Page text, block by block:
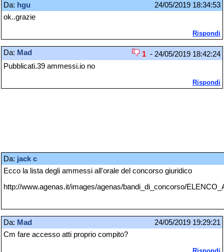
Da: hgu
24/05/2019 18:34:53
ok..grazie
Rispondi
Da: Mad 1 - 24/05/2019 18:42:24
Pubblicati.39 ammessi.io no
Rispondi
Da: jack c
Ecco la lista degli ammessi all'orale del concorso giuridico
http://www.agenas.it/images/agenas/bandi_di_concorso/
Da: Mad
24/05/2019 19:29:21
Cm fare accesso atti proprio compito?